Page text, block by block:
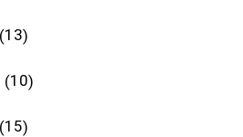
13
10
15